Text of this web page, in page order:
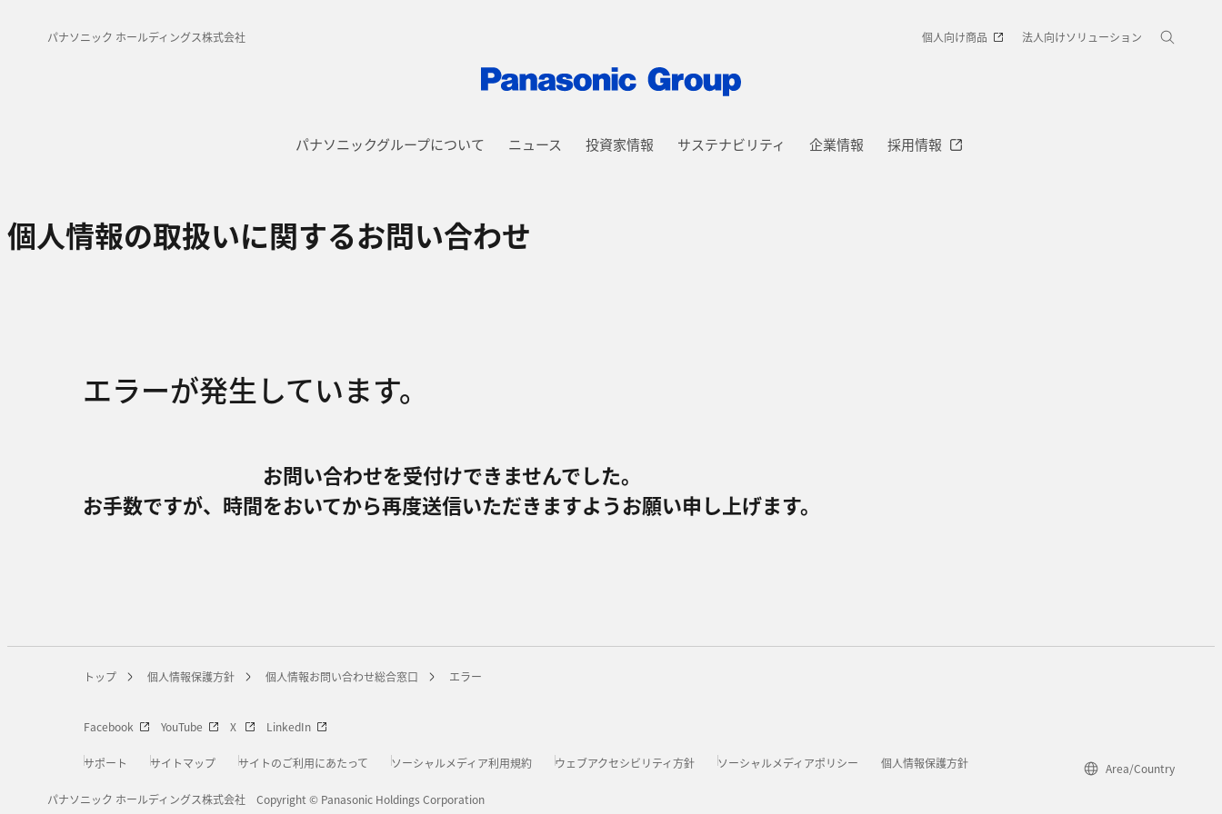
パナソニック ホールディングス株式会社
パナソニックグループについて ニュース 投資家情報 サステナビリティ 企業情報 採用情報
個人向け商品 法人向けソリューション
個人情報の取扱いに関するお問い合わせ
エラーが発生しています。
お問い合わせを受付けできませんでした。
お手数ですが、時間をおいてから再度送信いただきますようお願い申し上げます。
トップ 個人情報保護方針 個人情報お問い合わせ総合窓口 エラー
Facebook YouTube X LinkedIn
サポート サイトマップ サイトのご利用にあたって ソーシャルメディア利用規約 ウェブアクセシビリティ方針 ソーシャルメディアポリシー 個人情報保護方針
Area/Country
パナソニック ホールディングス株式会社
Copyright © Panasonic Holdings Corporation